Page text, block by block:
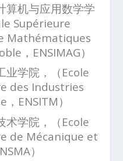
算机与应用数学学
Supérieure
Mathématiques
，ENSIMAG）
业学院，（Ecole
des Industries
ENSITM）
术学院，（Ecole
de Mécanique et
）